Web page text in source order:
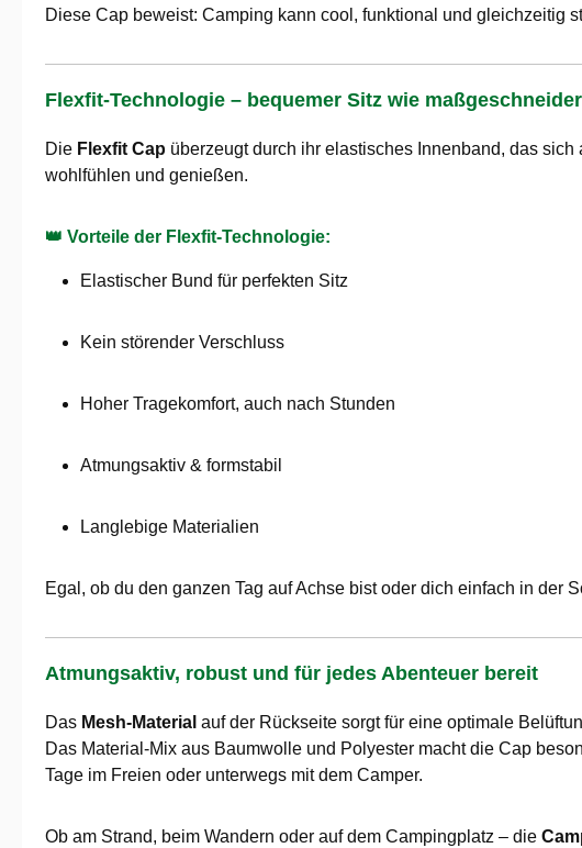
Diese Cap beweist: Camping kann cool, funktional und gleichzeitig
Flexfit-Technologie – bequemer Sitz wie
Die Flexfit Cap überzeugt durch ihr elastisches Innenband, das
wohlfühlen und genießen.
👑 Vorteile der Flexfit-Technologie:
Elastischer Bund für perfekten Sitz
Kein störender Verschluss
Hoher Tragekomfort, auch nach Stunden
Atmungsaktiv & formstabil
Langlebige Materialien
Egal, ob du den ganzen Tag auf Achse bist oder dich einfach in
Atmungsaktiv, robust und für jedes Abenteuer bereit
Das Mesh-Material auf der Rückseite sorgt für eine optimale
Das Material-Mix aus Baumwolle und Polyester macht die Cap
Tage im Freien oder unterwegs mit dem Camper.
Ob am Strand, beim Wandern oder auf dem Campingplatz – die